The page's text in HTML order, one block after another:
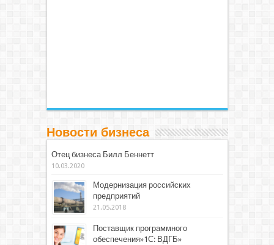
Новости бизнеса
Отец бизнеса Билл Беннетт
10.03.2020
Модернизация российских
предприятий
21.05.2018
Поставщик программного
обеспечения»1С: ВДГБ»